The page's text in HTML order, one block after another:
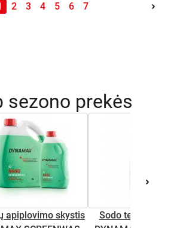
2 3 4 5 6 7
sezono prekės
apiplovimo skystis
Sodo technikos